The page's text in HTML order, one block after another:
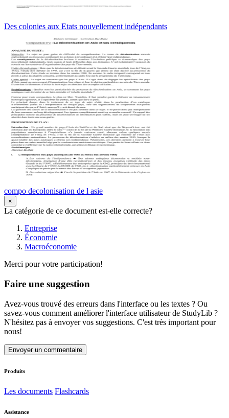
Des colonies aux Etats nouvellement indépendants
compo decolonisation de l asie
×
La catégorie de ce document est-elle correcte?
Entreprise
Économie
Macroéconomie
Merci pour votre participation!
Faire une suggestion
Avez-vous trouvé des erreurs dans l'interface ou les textes ? Ou
savez-vous comment améliorer l'interface utilisateur de StudyLib ?
N'hésitez pas à envoyer vos suggestions. C'est très important pour
nous!
Envoyer un commentaire
Produits
Les documents Flashcards
Assistance